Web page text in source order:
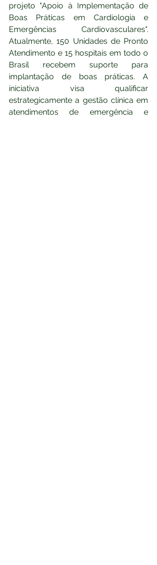
projeto "Apoio à Implementação de
Boas Práticas em Cardiologia e
Emergências Cardiovasculares".
Atualmente, 150 Unidades de Pronto
Atendimento e 15 hospitais em todo o
Brasil recebem suporte para
implantação de boas práticas. A
iniciativa visa qualificar
estrategicamente a gestão clínica em
atendimentos de emergência e